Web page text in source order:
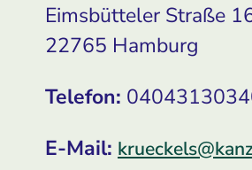
Eimsbütteler Straße
22765 Hamburg
Telefon:
E-Mail: